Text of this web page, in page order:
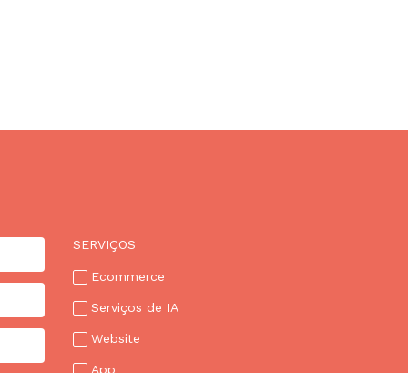
SERVIÇOS
Ecommerce
Serviços de IA
Website
App